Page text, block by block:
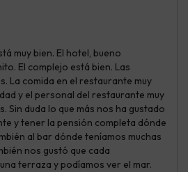
muy bien. El hotel, bueno
El complejo está bien. Las
La comida en el restaurante muy
y el personal del restaurante muy
Sin duda lo que más nos ha gustado
y tener la pensión completa dónde
al bar dónde teníamos muchas
nos gustó que cada
terraza y podíamos ver el mar.